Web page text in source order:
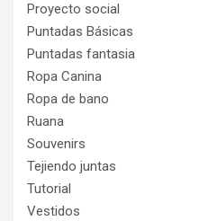
Proyecto social
Puntadas Básicas
Puntadas fantasia
Ropa Canina
Ropa de bano
Ruana
Souvenirs
Tejiendo juntas
Tutorial
Vestidos